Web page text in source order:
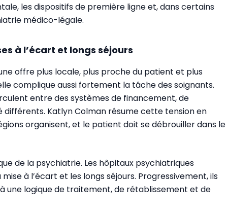
les dispositifs de première ligne et, dans certains
médico-légale.
à l’écart et longs séjours
offre plus locale, plus proche du patient et plus
complique aussi fortement la tâche des soignants.
entre des systèmes de financement, de
Katlyn Colman résume cette tension en
organisent, et le patient doit se débrouiller dans le
de la psychiatrie. Les hôpitaux psychiatriques
à l’écart et les longs séjours. Progressivement, ils
une logique de traitement, de rétablissement et de